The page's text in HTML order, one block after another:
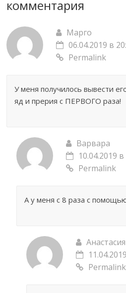
комментария
Марго
06.04.2019 в
Permalink
У меня получилось вывести
яд и прерия с ПЕРВОГО раза!
Варвара
10.04.2019 в
Permalink
А у меня с 8 раза с
Анастасия
Permalink